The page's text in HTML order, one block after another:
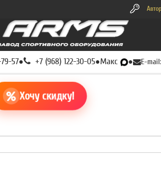
57● +7 (968) 122-30-05●Макс ● E-mail:
Хочу скидку!